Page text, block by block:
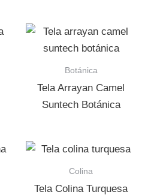
Botánica
Tela Arrayan Camel
Suntech Botánica
Colina
Tela Colina Turquesa